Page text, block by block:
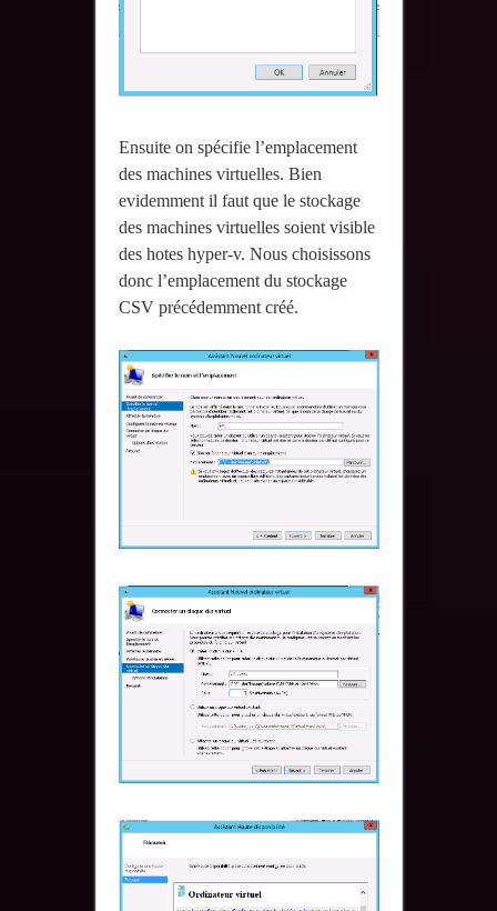
Ensuite on spécifie l’emplacement
des machines virtuelles. Bien
evidemment il faut que le stockage
des machines virtuelles soient visible
des hotes hyper-v. Nous choisissons
donc l’emplacement du stockage
CSV précédemment créé.